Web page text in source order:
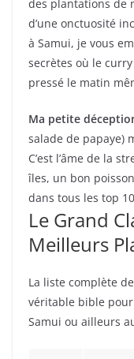
des plantations de
d’une onctuosité
à Samui, je vous
secrètes où le
pressé le matin
Ma petite
salade de papaye)
C’est l’âme de la
îles, un bon
dans tous les top
Le Grand
Meilleurs
La liste complète
véritable bible
Samui ou ailleurs